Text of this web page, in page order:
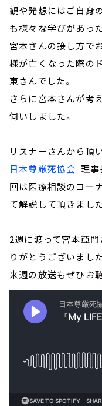
観や発想にはご自身
も様々な学びがあっ
宮本さんの接し方で
様が亡くなった際の
東さんでした。
さらに宮本さんが考
伺いしました。
リスナーさんから頂
日本尊厳死協会 理
回は医療相談のコー
て解説して頂きました
2週に渡って宮本亞
りがとうございました
来週の放送もぜひお